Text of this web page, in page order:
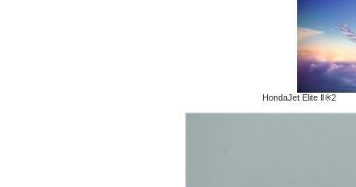
HondaJet Elite